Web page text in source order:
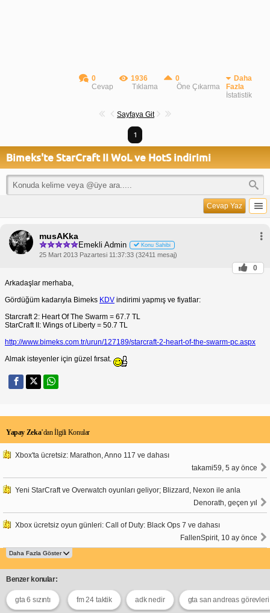
0
Cevap
1936
Tıklama
0
Öne Çıkarma
Daha
Fazla
İstatistik
Sayfaya Git
1
Bimeks'te StarCraft II WoL ve HotS indirimi
Cevap Yaz
musAKka
Emekli Admin Konu Sahibi
25 Mart 2013 Pazartesi 11:37:33 (32411 mesaj)
0
Arkadaşlar merhaba,
Gördüğüm kadarıyla Bimeks KDV indirimi yapmış ve fiyatlar:
Starcraft 2: Heart Of The Swarm = 67.7 TL
StarCraft II: Wings of Liberty = 50.7 TL
http://www.bimeks.com.tr/urun/127189/starcraft-2-heart-of-the-swarm-pc.aspx
Almak isteyenler için güzel fırsat.
Yapay Zeka’dan İlgili Konular
Xbox'ta ücretsiz: Marathon, Anno 117 ve dahası
takami59, 5 ay önce
Yeni StarCraft ve Overwatch oyunları geliyor; Blizzard, Nexon ile anla
Denorath, geçen yıl
Xbox ücretsiz oyun günleri: Call of Duty: Black Ops 7 ve dahası
FallenSpirit, 10 ay önce
Benzer konular:
gta 6 sızıntı fm 24 taktik adk nedir gta san andreas görevleri